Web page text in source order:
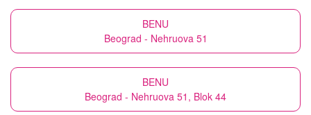
BENU
Beograd - Nehruova 51
BENU
Beograd - Nehruova 51, Blok 44